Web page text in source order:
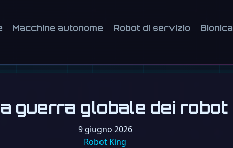
Macchine autonome Robot di servizio Bionica
guerra globale dei robot
9 giugno 2026
Robot King